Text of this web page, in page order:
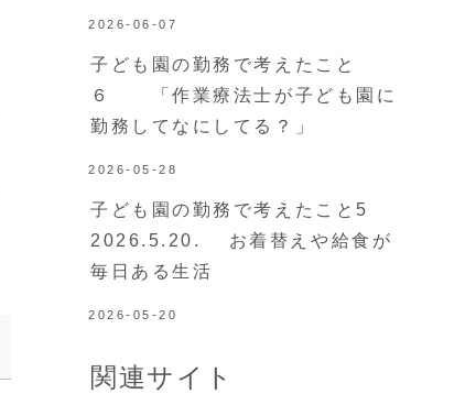
2026-06-07
子ども園の勤務で考えたこと
６ 「作業療法士が子ども園に
勤務してなにしてる？」
2026-05-28
子ども園の勤務で考えたこと5
2026.5.20. お着替えや給食が
毎日ある生活
2026-05-20
関連サイト